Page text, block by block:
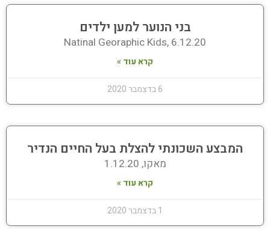
בני הנוער למען ילדים
Natinal Georaphic Kids, 6.12.20
קרא עוד »
6 בדצמבר 2020
המבצע השכונתי להצלת בעל החיים הנדיר
מאקו, 1.12.20
קרא עוד »
1 בדצמבר 2020